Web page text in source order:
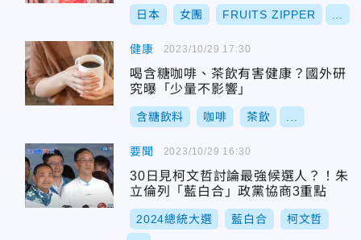
日本 女團 FRUITS ZIPPER
健康
喝含糖咖啡、茶飲有害健康？國外研
究曝「少量不影響」
含糖飲料 咖啡 茶飲
2023/10/29 17:30
要聞
30日見柯文哲討論最強候選人？！朱
立倫列「藍白合」政黨協商3重點
2024總統大選 藍白合 柯文哲
2023/10/29 16:30